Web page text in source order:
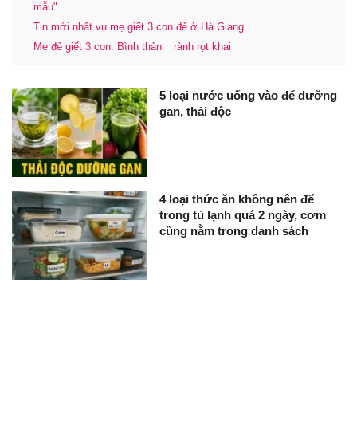
mẫu"
Tin mới nhất vụ mẹ giết 3 con đẻ ở Hà Giang
Mẹ đẻ giết 3 con: Bình thản
rành rọt khai
5 loại nước uống vào để dưỡng
gan, thải độc
4 loại thức ăn không nên để
trong tủ lạnh quá 2 ngày, cơm
cũng nằm trong danh sách